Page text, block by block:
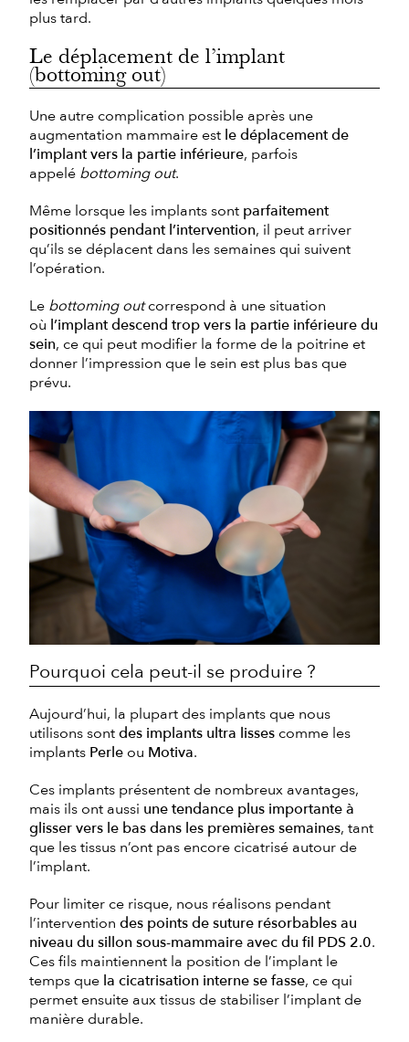
plus tard.
Le déplacement de l’implant
(bottoming out)
Une autre complication possible après une
augmentation mammaire est le déplacement de
l’implant vers la partie inférieure, parfois
appelé bottoming out.
Même lorsque les implants sont parfaitement
positionnés pendant l’intervention, il peut arriver
qu’ils se déplacent dans les semaines qui suivent
l’opération.
Le bottoming outcorrespond à une situation
où l’implant descend trop vers la partie inférieure du
sein, ce qui peut modifier la forme de la poitrine et
donner l’impression que le sein est plus bas que
prévu.
Pourquoi cela peut-il se produire ?
Aujourd’hui, la plupart des implants que nous
utilisons sontdes implants ultra lisses comme les
implants Perle ou Motiva.
Ces implants présentent de nombreux avantages,
mais ils ont aussi une tendance plus importante à
glisser vers le bas dans les premières semaines, tant
que les tissus n’ont pas encore cicatrisé autour de
l’implant.
Pour limiter ce risque, nous réalisons pendant
l’intervention des points de suture résorbables au
niveau du sillon sous-mammaire avec du fil PDS 2.0.
Ces fils maintiennent la position de l’implant le
temps que la cicatrisation interne se fasse, ce qui
permet ensuite aux tissus de stabiliser l’implant de
manière durable.